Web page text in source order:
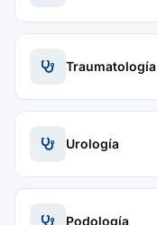
Traumatología
Urología
Podología